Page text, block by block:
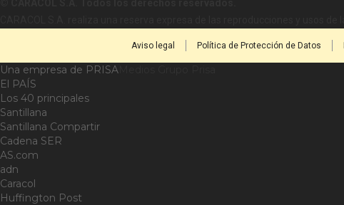
Aviso legal Política de Protección de Datos
Una empresa de PRISA
El PAÍS
Los 40 principales
Santillana
Santillana Compartir
Cadena SER
AS.com
adn
Caracol
Huffington Post